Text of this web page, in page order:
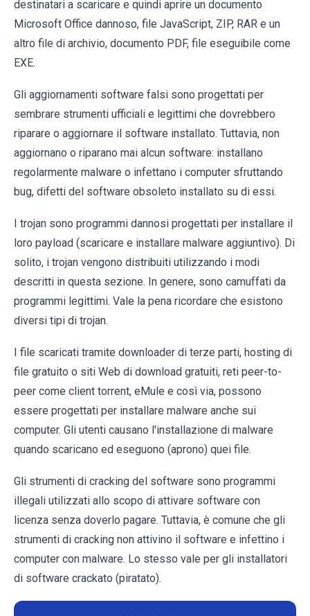
destinatari a scaricare e quindi aprire un documento
Microsoft Office dannoso, file JavaScript, ZIP, RAR e un
altro file di archivio, documento PDF, file eseguibile come
EXE.
Gli aggiornamenti software falsi sono progettati per
sembrare strumenti ufficiali e legittimi che dovrebbero
riparare o aggiornare il software installato. Tuttavia, non
aggiornano o riparano mai alcun software: installano
regolarmente malware o infettano i computer sfruttando
bug, difetti del software obsoleto installato su di essi.
I trojan sono programmi dannosi progettati per installare il
loro payload (scaricare e installare malware aggiuntivo). Di
solito, i trojan vengono distribuiti utilizzando i modi
descritti in questa sezione. In genere, sono camuffati da
programmi legittimi. Vale la pena ricordare che esistono
diversi tipi di trojan.
I file scaricati tramite downloader di terze parti, hosting di
file gratuito o siti Web di download gratuiti, reti peer-to-
peer come client torrent, eMule e così via, possono
essere progettati per installare malware anche sui
computer. Gli utenti causano l'installazione di malware
quando scaricano ed eseguono (aprono) quei file.
Gli strumenti di cracking del software sono programmi
illegali utilizzati allo scopo di attivare software con
licenza senza doverlo pagare. Tuttavia, è comune che gli
strumenti di cracking non attivino il software e infettino i
computer con malware. Lo stesso vale per gli installatori
di software crackato (piratato).